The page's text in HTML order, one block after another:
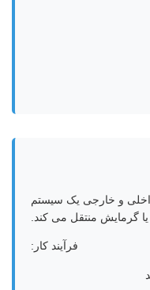
و خارجی یک سیستم
گرمایش منتقل می کند.
فرآیند کار: